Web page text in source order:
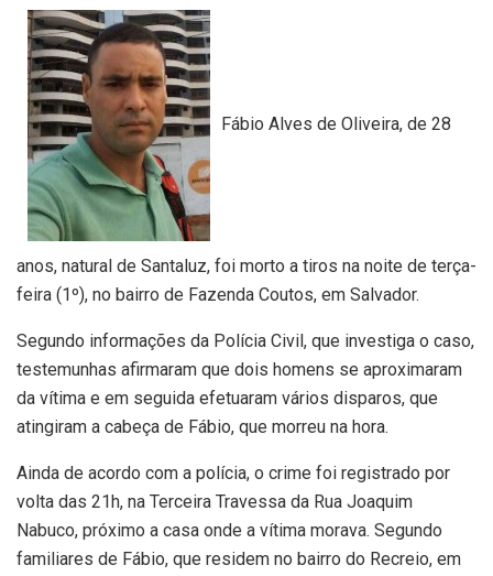
Fábio Alves de Oliveira, de 28
anos, natural de Santaluz, foi morto a tiros na noite de terça-
feira (1º), no bairro de Fazenda Coutos, em Salvador.
Segundo informações da Polícia Civil, que investiga o caso,
testemunhas afirmaram que dois homens se aproximaram
da vítima e em seguida efetuaram vários disparos, que
atingiram a cabeça de Fábio, que morreu na hora.
Ainda de acordo com a polícia, o crime foi registrado por
volta das 21h, na Terceira Travessa da Rua Joaquim
Nabuco, próximo a casa onde a vítima morava. Segundo
familiares de Fábio, que residem no bairro do Recreio, em